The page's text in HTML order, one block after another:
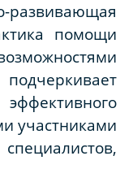
развивающая
помощи
участниками